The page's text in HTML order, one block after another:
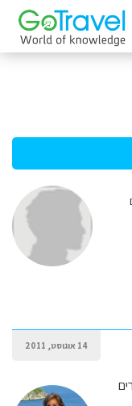
14 אוגוסט, 2011